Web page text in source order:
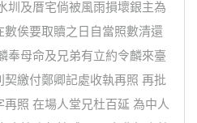
圳及厝宅倘被風雨損壞銀主為
俟要取贖之日自當照數清還
奉母命及兄弟有立約令麟來臺
繳付鄭卿記處收執再照 再批
照 在場人堂兄杜百延 為中人